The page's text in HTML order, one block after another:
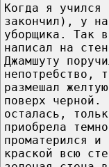
Когда я
закончил), у
уборщика. Так
написал на
Джамшуту
непотребство,
размешал
поверх черной.
осталась,
приобрела
проматерился и
краской всю